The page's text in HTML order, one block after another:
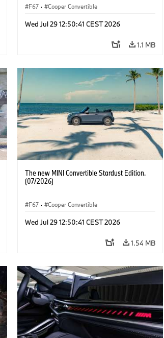
F67 · Cooper Convertible
Wed Jul 29 12:50:41 CEST 2026
1.1 MB
The new MINI Convertible Stardust Edition.
(07/2026)
F67 · Cooper Convertible
Wed Jul 29 12:50:41 CEST 2026
1.54 MB